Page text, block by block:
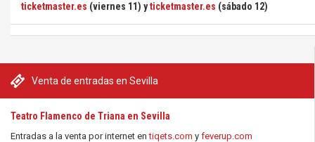
Venta de entradas en Sevilla
Teatro Flamenco de Triana en Sevilla
Entradas a la venta por internet entiqets.com y feverup.com
ticketmaster.es (viernes 11) yticketmaster.es (sábado 12)